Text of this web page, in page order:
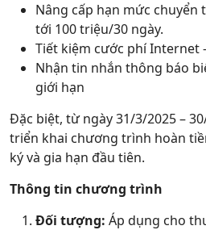
Nâng cấp hạn mức chuyển
tới 100 triệu/30 ngày.
Tiết kiệm cước phí Internet
Nhận tin nhắn thông báo
giới hạn
Đặc biệt, từ ngày 31/3/2025 –
triển khai chương trình hoàn
ký và gia hạn đầu tiên.
Thông tin chương trình
Đối tượng: Áp dụng cho